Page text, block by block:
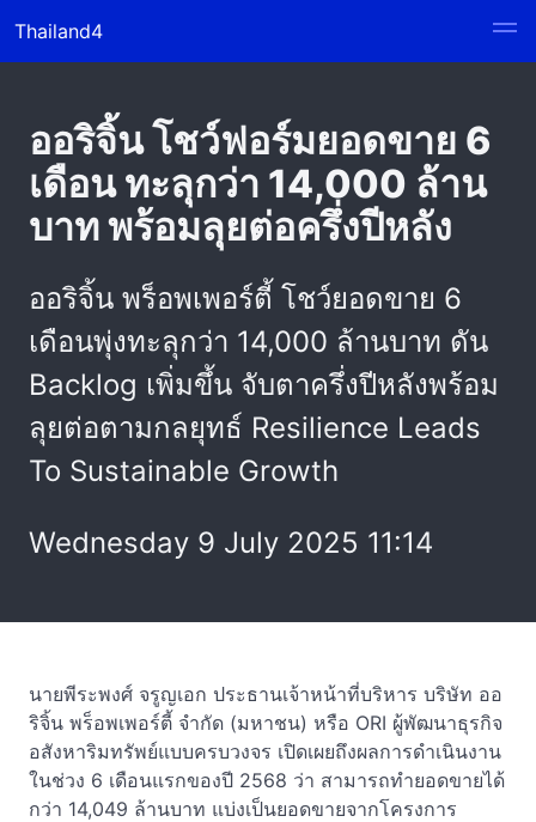
Thailand4
ออริจิ้น โชว์ฟอร์มยอดขาย 6
เดือน ทะลุกว่า 14,000 ล้าน
บาท พร้อมลุยต่อครึ่งปีหลัง
ออริจิ้น พร็อพเพอร์ตี้ โชว์ยอดขาย 6
เดือนพุ่งทะลุกว่า 14,000 ล้านบาท ดัน
Backlog เพิ่มขึ้น จับตาครึ่งปีหลังพร้อม
ลุยต่อตามกลยุทธ์ Resilience Leads
To Sustainable Growth
Wednesday 9 July 2025 11:14
นายพีระพงศ์ จรูญเอก ประธานเจ้าหน้าที่บริหาร บริษัท ออ
ริจิ้น พร็อพเพอร์ตี้ จำกัด (มหาชน) หรือ ORI ผู้พัฒนาธุรกิจ
อสังหาริมทรัพย์แบบครบวงจร เปิดเผยถึงผลการดำเนินงาน
ในช่วง 6 เดือนแรกของปี 2568 ว่า สามารถทำยอดขายได้
กว่า 14,049 ล้านบาท แบ่งเป็นยอดขายจากโครงการ